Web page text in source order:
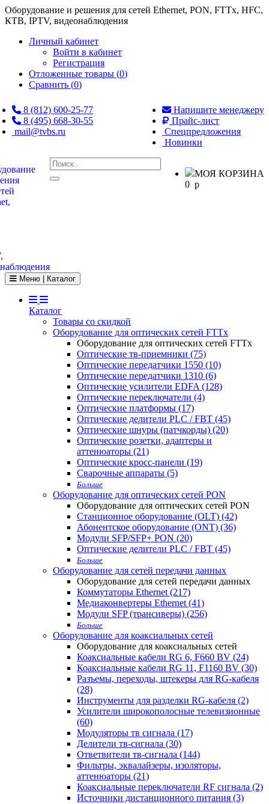
Оборудование и решения для сетей Ethernet, PON, FTTx, HFC,
КТВ, IPTV, видеонаблюдения
Личный кабинет
Войти в кабинет
Регистрация
Отложенные товары (0)
Сравнить (0)
8 (812) 600-25-77
8 (495) 668-30-55
mail@tvbs.ru
Напишите менеджеру
Прайс-лист
Спецпредложения
Новинки
МОЯ КОРЗИНА
0 p
Toggle navigation
Меню | Каталог
Каталог
Товары со скидкой
Оборудование для оптических сетей FTTx
Оборудование для оптических сетей FTTx
Оптические тв-приемники (75)
Оптические передатчики 1550 (10)
Оптические передатчики 1310 (6)
Оптические усилители EDFA (128)
Оптические переключатели (4)
Оптические платформы (17)
Оптические делители PLC / FBT (45)
Оптические шнуры (патчкорды) (20)
Оптические розетки, адаптеры и
аттенюаторы (21)
Оптические кросс-панели (19)
Сварочные аппараты (5)
Больше
Оборудование для оптических сетей PON
Оборудование для оптических сетей PON
Станционное оборудование (OLT) (42)
Абонентское оборудование (ONT) (36)
Модули SFP/SFP+ PON (20)
Оптические делители PLC / FBT (45)
Больше
Оборудование для сетей передачи данных
Оборудование для сетей передачи данных
Коммутаторы Ethernet (217)
Медиаконвертеры Ethernet (41)
Модули SFP (трансиверы) (256)
Больше
Оборудование для коаксиальных сетей
Оборудование для коаксиальных сетей
Коаксиальные кабели RG 6, F660 BV (24)
Коаксиальные кабели RG 11, F1160 BV (30)
Разъемы, переходы, штекеры для RG-кабеля
(28)
Инструменты для разделки RG-кабеля (2)
Усилители широкополосные телевизионные
(60)
Модуляторы тв сигнала (17)
Делители тв-сигнала (30)
Ответвители тв-сигнала (144)
Фильтры, эквалайзеры, изоляторы,
аттенюаторы (21)
Коаксиальные переключатели RF сигнала (2)
Источники дистанционного питания (3)